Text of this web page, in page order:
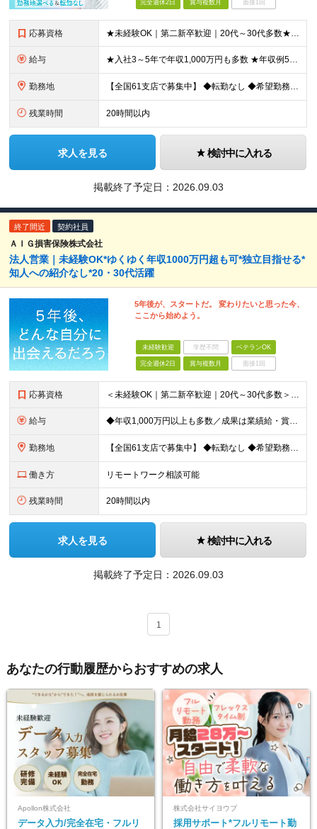
完全週休2日 賞与複数月 面接1回
応募資格 ★未経験OK｜第二新卒歓迎｜20代～30代多数★ ┗業界未経験者、営業未経験がほとんどです！ ★高卒以上 ━━━━━━━━ 育成前提の採用です！ ━━━━━━━━ 「稼ぎたい」「経営者になりたい」な
給与 ★入社3～5年で年収1,000万円も多数 ★年収例523万円／20代・2年目 月給24万4,094円～33万5,000円＋業績給＋賞与年2回（業績による） ※給与は配属エリアによって異なります ※
勤務地 【全国61支店で募集中】 ◆転勤なし ◆希望勤務地を選べる ◆U・Iターンも歓迎です ----- 契約期間中は転勤がありません。 お住まいの地域でキャリアを築くことができます！ ----- ■北海道／
残業時間 20時間以内
求人を見る 検討中に入れる
掲載終了予定日： 2026.09.03
終了間近 契約社員
ＡＩＧ損害保険株式会社
法人営業｜未経験OK*ゆくゆく年収1000万円超も可*独立目指せる*
知人への紹介なし*20・30代活躍
5年後が、スタートだ。 変わりたいと思った今、
ここから始めよう。
未経験歓迎 学歴不問 ベテランOK
完全週休2日 賞与複数月 面接1回
応募資格 ＜未経験OK｜第二新卒歓迎｜20代～30代多数＞ ◆業界未経験・営業未経験がほとんどです！ ◆高卒以上 ━━━━━━━━ 育成前提の採用です！ ━━━━━━━━ 「稼ぎたい」「経営者になりたい」など
給与 ◆年収1,000万円以上も多数／成果は業績給・賞与に反映 ◆年収例1,233円／30代・4年目 月給24万4,094円～33万5,000円＋業績給＋賞与年2回（業績による） ※給与は配属エリアによ
勤務地 【全国61支店で募集中】 ◆転勤なし ◆希望勤務地を選べる ◆U・Iターンも歓迎です ----- 契約期間中は転勤がありません。 お住まいの地域でキャリアを築くことができます！ ----- ■北海道／
働き方 リモートワーク相談可能
残業時間 20時間以内
求人を見る 検討中に入れる
掲載終了予定日： 2026.09.03
1
あなたの行動履歴からおすすめの求人
Apollon株式会社
データ入力/完全在宅・フルリ
株式会社サイヨウブ
採用サポート*フルリモート勤